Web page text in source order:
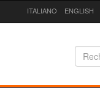
ITALIANO ENGLISH